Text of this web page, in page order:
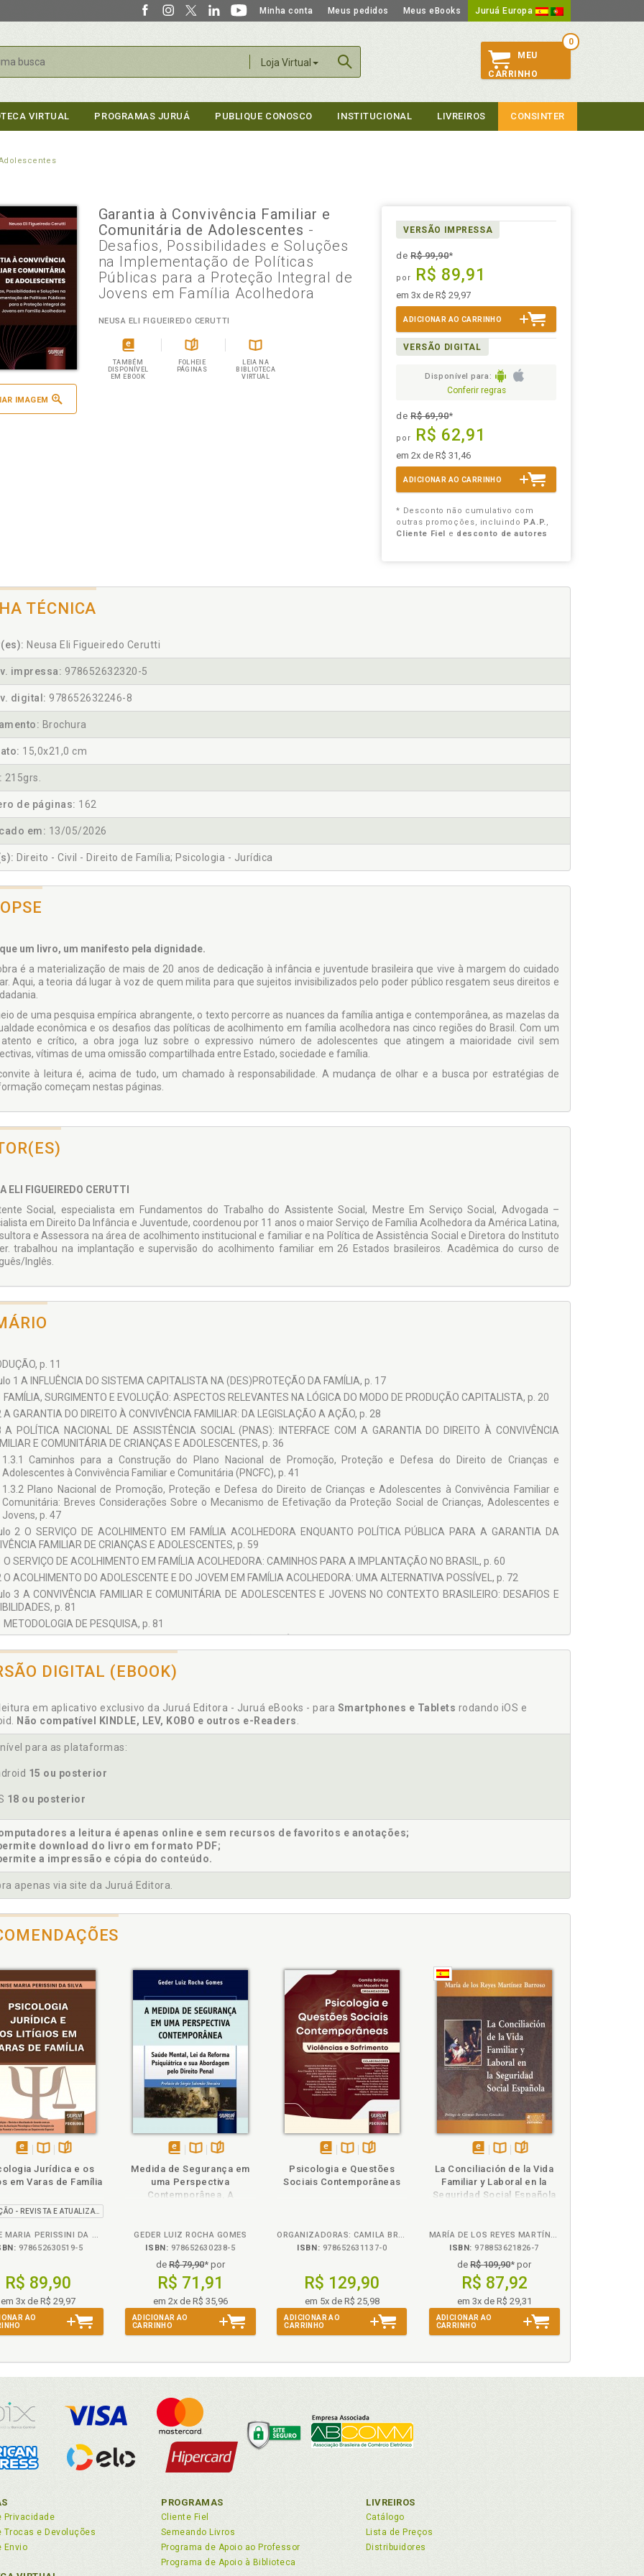
Minha conta Meus pedidos Meus eBooks Juruá Europa
Loja Virtual
0
MEU
CARRINHO
VIRTUAL PROGRAMAS JURUÁ PUBLIQUE CONOSCO INSTITUCIONAL LIVREIROS CONSINTER
IMAGEM
Garantia à Convivência Familiar e
Comunitária de Adolescentes -
Desafios, Possibilidades e Soluções
na Implementação de Políticas
Públicas para a Proteção Integral de
Jovens em Família Acolhedora
NEUSA ELI FIGUEIREDO CERUTTI
TAMBÉM
DISPONÍVEL
EM EBOOK
FOLHEIE
PÁGINAS
LEIA NA
BIBLIOTECA
VIRTUAL
VERSÃO IMPRESSA
deR$ 99,90*
por R$ 89,91
em 3x de R$ 29,97
ADICIONAR AO CARRINHO
VERSÃO DIGITAL
Disponível para:
Conferir regras
deR$ 69,90*
por R$ 62,91
em 2x de R$ 31,46
ADICIONAR AO CARRINHO
* Desconto não cumulativo com
outras promoções, incluindo P.A.P.,
Cliente Fiel
e desconto de autores
TÉCNICA
Neusa Eli Figueiredo Cerutti
v. impressa: 978652632320-5
v. digital: 978652632246-8
Brochura
15,0x21,0 cm
215grs.
de páginas: 162
em: 13/05/2026
Direito - Civil - Direito de Família; Psicologia - Jurídica
um livro, um manifesto pela dignidade.
é a materialização de mais de 20 anos de dedicação à infância e juventude brasileira que vive à margem do cuidado
Aqui, a teoria dá lugar à voz de quem milita para que sujeitos invisibilizados pelo poder público resgatem seus direitos e
de uma pesquisa empírica abrangente, o texto percorre as nuances da família antiga e contemporânea, as mazelas da
econômica e os desafios das políticas de acolhimento em família acolhedora nas cinco regiões do Brasil. Com um
e crítico, a obra joga luz sobre o expressivo número de adolescentes que atingem a maioridade civil sem
vítimas de uma omissão compartilhada entre Estado, sociedade e família.
à leitura é, acima de tudo, um chamado à responsabilidade. A mudança de olhar e a busca por estratégias de
começam nestas páginas.
ELI FIGUEIREDO CERUTTI
Social, especialista em Fundamentos do Trabalho do Assistente Social, Mestre Em Serviço Social, Advogada –
em Direito Da Infância e Juventude, coordenou por 11 anos o maior Serviço de Família Acolhedora da América Latina,
e Assessora na área de acolhimento institucional e familiar e na Política de Assistência Social e Diretora do Instituto
trabalhou na implantação e supervisão do acolhimento familiar em 26 Estados brasileiros. Acadêmica do curso de
Inglês.
p. 11
1 A INFLUÊNCIA DO SISTEMA CAPITALISTA NA (DES)PROTEÇÃO DA FAMÍLIA, p. 17
FAMÍLIA, SURGIMENTO E EVOLUÇÃO: ASPECTOS RELEVANTES NA LÓGICA DO MODO DE PRODUÇÃO CAPITALISTA, p. 20
A GARANTIA DO DIREITO À CONVIVÊNCIA FAMILIAR: DA LEGISLAÇÃO A AÇÃO, p. 28
A POLÍTICA NACIONAL DE ASSISTÊNCIA SOCIAL (PNAS): INTERFACE COM A GARANTIA DO DIREITO À CONVIVÊNCIA
E COMUNITÁRIA DE CRIANÇAS E ADOLESCENTES, p. 36
1.3.1 Caminhos para a Construção do Plano Nacional de Promoção, Proteção e Defesa do Direito de Crianças e
Adolescentes à Convivência Familiar e Comunitária (PNCFC), p. 41
1.3.2 Plano Nacional de Promoção, Proteção e Defesa do Direito de Crianças e Adolescentes à Convivência Familiar e
Comunitária: Breves Considerações Sobre o Mecanismo de Efetivação da Proteção Social de Crianças, Adolescentes e
Jovens, p. 47
2 O SERVIÇO DE ACOLHIMENTO EM FAMÍLIA ACOLHEDORA ENQUANTO POLÍTICA PÚBLICA PARA A GARANTIA DA
FAMILIAR DE CRIANÇAS E ADOLESCENTES, p. 59
O SERVIÇO DE ACOLHIMENTO EM FAMÍLIA ACOLHEDORA: CAMINHOS PARA A IMPLANTAÇÃO NO BRASIL, p. 60
O ACOLHIMENTO DO ADOLESCENTE E DO JOVEM EM FAMÍLIA ACOLHEDORA: UMA ALTERNATIVA POSSÍVEL, p. 72
3 A CONVIVÊNCIA FAMILIAR E COMUNITÁRIA DE ADOLESCENTES E JOVENS NO CONTEXTO BRASILEIRO: DESAFIOS E
p. 81
METODOLOGIA DE PESQUISA, p. 81
CARACTERIZAÇÃO GERAL DO SERVIÇO DE ACOLHIMENTO EM FAMÍLIA ACOLHEDORA, p. 94
A GESTÃO DO SERVIÇO DE ACOLHIMENTO EM FAMÍLIA ACOLHEDORA, p. 99
FINAIS, p. 119
p. 125
A: PARECER CONSUBSTANCIADO DO CEP, p. 137
p. 143
B - TERMO DE CONSENTIMENTO LIVRE E ESCLARECIDO - TCLE, p. 152
DIGITAL (EBOOK)
em aplicativo exclusivo da Juruá Editora - Juruá eBooks - para Smartphones e Tablets rodando iOS e
Não compatível KINDLE, LEV, KOBO e outros e-Readers.
para as plataformas:
15 ou posterior
18 ou posterior
a leitura é apenas online e sem recursos de favoritos e anotações;
download do livro em formato PDF;
a impressão e cópia do conteúdo.
apenas via site da Juruá Editora.
disponível
em
Disponível
Jurídica e os
em Varas de Família
6ª EDIÇÃO - REVISTA E ATUALIZADA
DENISE MARIA PERISSINI DA SILVA
978652630519-5
R$ 89,90
em 3x de R$ 29,97
AO
disponível
em
eBook
na
B.V.
Medida de Segurança em
uma Perspectiva
Contemporânea, A
GEDER LUIZ ROCHA GOMES
ISBN: 978652630238-5
de R$ 79,90* por
R$ 71,91
em 2x de R$ 35,96
ADICIONAR AO
CARRINHO
disponível
em
Disponível
B.V.
páginas
Psicologia e Questões
Sociais Contemporâneas
ORGANIZADORAS: CAMILA BRÜNING, GISLEI MOCELIN POLLI
ISBN: 978652631137-0
R$ 129,90
em 5x de R$ 25,98
ADICIONAR AO
CARRINHO
disponível
eBook
Disponível
na
B.V.
Folheie
páginas
La Conciliación de la Vida
Familiar y Laboral en la
Seguridad Social Española
MARÍA DE LOS REYES MARTÍNEZ BARROSO
ISBN: 978853621826-7
deR$ 109,90* por
R$ 87,92
em 3x de R$ 29,31
ADICIONAR AO
CARRINHO
Privacidade
Trocas e Devoluções
Envio
PROGRAMAS
Cliente Fiel
Semeando Livros
Programa de Apoio ao Professor
Programa de Apoio à Biblioteca
LIVREIROS
Catálogo
Lista de Preços
Distribuidores